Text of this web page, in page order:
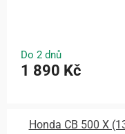
Do 2 dnů
1 890 Kč
Honda CB 500 X